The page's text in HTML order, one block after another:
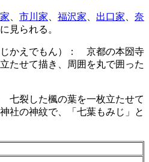
市川家 福沢家 出口家
奈
見られる。
かえでもん）： 京都の本圀寺
たせて描き、周囲を丸で囲った
裂した楓の葉を一枚立たせて
社の神紋で、「七葉もみじ」と